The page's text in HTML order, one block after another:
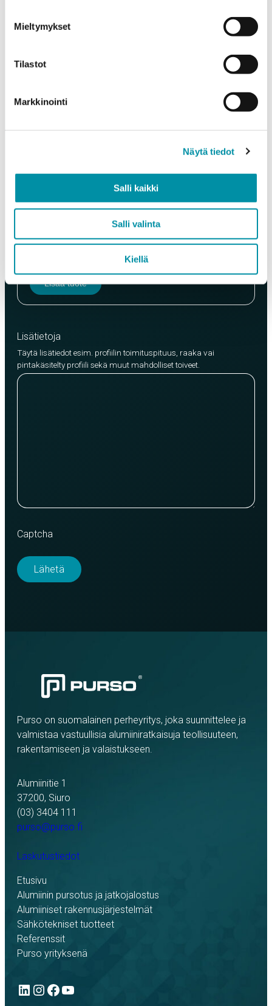
Mieltymykset
Tilastot
Markkinointi
Näytä tiedot
Salli kaikki
Salli valinta
Kiellä
Tuote*
EN AW-6063 (min. 250kg)
Lisää tuote
Lisätietoja
Täytä lisätiedot esim. profiilin toimituspituus, raaka vai
pintakäsitelty profiili sekä muut mahdolliset toiveet.
Captcha
Purso on suomalainen perheyritys, joka suunnittelee ja
valmistaa vastuullisia alumiiniratkaisuja teollisuuteen,
rakentamiseen ja valaistukseen.
Alumiinitie 1
37200, Siuro
(03) 3404 111
purso@purso.fi
Laskutustiedot
Etusivu
Alumiinin pursotus ja jatkojalostus
Alumiiniset rakennusjärjestelmät
Sähkötekniset tuotteet
Referenssit
Purso yrityksenä
LinkedIn
Instagram
Facebook
YouTube